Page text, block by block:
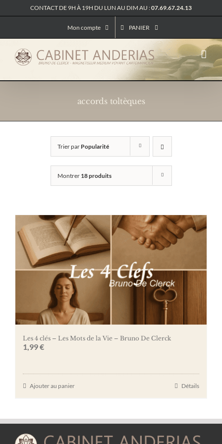
au
CONTACT DE 9H À 19H DU LUN AU DIM AU :07.69.67.24.13
Mon compte PANIER
accords toltèques
Trier par Popularité
Montrer 18 produits
Les 4 clés – Les Mots de la Vie – Bruno De Clerck
1,99€
Ajouter au panier Détails